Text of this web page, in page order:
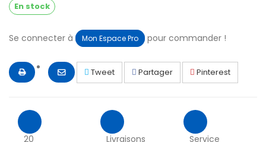
En stock
Se connecter à Mon Espace Pro pour commander !
Tweet Partager Pinterest
20
Livraisons
Service